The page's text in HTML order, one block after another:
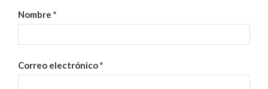
Nombre *
Correo electrónico*